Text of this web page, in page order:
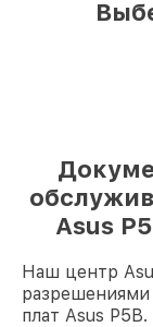
Asus
Наш центр
разрешениями
плат Asus P5B.